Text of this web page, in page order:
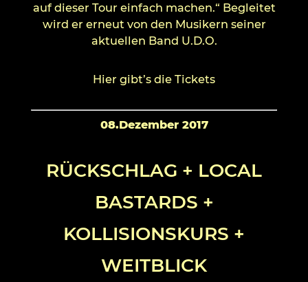
auf dieser Tour einfach machen.“ Begleitet
wird er erneut von den Musikern seiner
aktuellen Band U.D.O.
Hier gibt’s die Tickets
08.Dezember 2017
RÜCKSCHLAG + LOCAL
BASTARDS +
KOLLISIONSKURS +
WEITBLICK